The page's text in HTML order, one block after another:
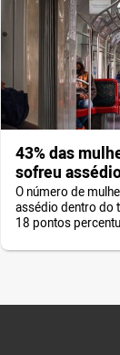
43% das
sofreu
público
O número de
assédio dentro do
18 pontos
– Mulher”
no transporte